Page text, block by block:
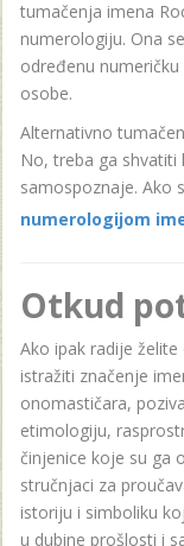
tumačenja imena
numerologiju. Ona
određenu
osobe.
Alternativno
No, treba ga shvatiti
samospoznaje. Ako
numerologijom
Otkud
Ako ipak radije
istražiti značenje
onomastičara,
etimologiju,
činjenice koje su ga
stručnjaci za
istoriju i simboliku
u dubine prošlosti i